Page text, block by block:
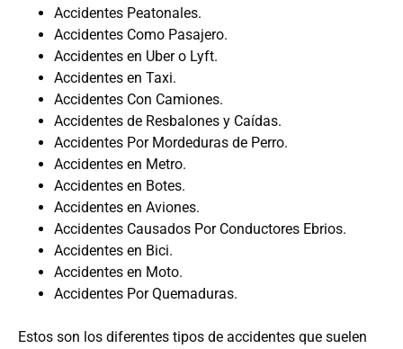
Accidentes Peatonales.
Accidentes Como Pasajero.
Accidentes en Uber o Lyft.
Accidentes en Taxi.
Accidentes Con Camiones.
Accidentes de Resbalones y Caídas.
Accidentes Por Mordeduras de Perro.
Accidentes en Metro.
Accidentes en Botes.
Accidentes en Aviones.
Accidentes Causados Por Conductores Ebrios.
Accidentes en Bici.
Accidentes en Moto.
Accidentes Por Quemaduras.
Estos son los diferentes tipos de accidentes que suelen